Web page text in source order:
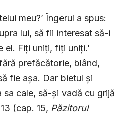
meu?’ Îngerul a spus:
lui, să fii interesat să-i
Fiți uniți, fiți uniți.’
prefăcătorie, blând,
fie așa. Dar bietul și
cale, să-și vadă cu grijă
(cap. 15, Păzitorul